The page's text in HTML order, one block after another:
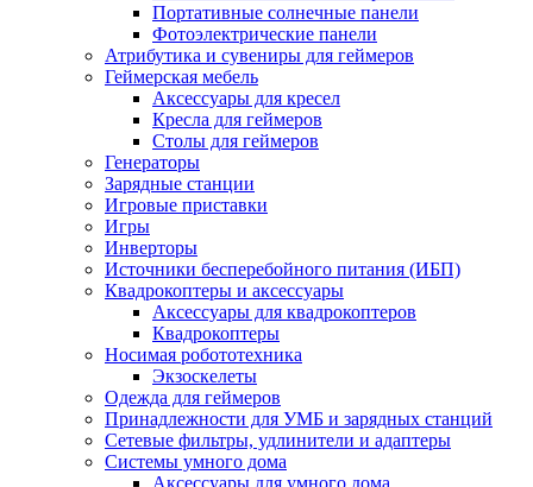
Портативные солнечные панели
Фотоэлектрические панели
Атрибутика и сувениры для геймеров
Геймерская мебель
Аксессуары для кресел
Кресла для геймеров
Столы для геймеров
Генераторы
Зарядные станции
Игровые приставки
Игры
Инверторы
Источники бесперебойного питания (ИБП)
Квадрокоптеры и аксессуары
Аксессуары для квадрокоптеров
Квадрокоптеры
Носимая робототехника
Экзоскелеты
Одежда для геймеров
Принадлежности для УМБ и зарядных станций
Сетевые фильтры, удлинители и адаптеры
Системы умного дома
Аксессуары для умного дома